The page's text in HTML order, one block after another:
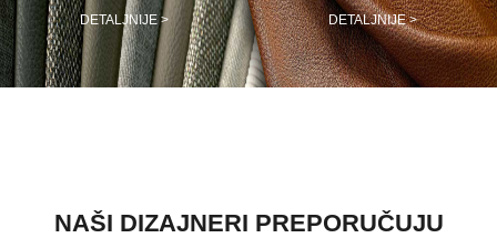
SASTANAK
SA NAŠIM
ARHITEKTOM
DETALJNIJE > DETALJNIJE >
NAŠI DIZAJNERI PREPORUČUJU